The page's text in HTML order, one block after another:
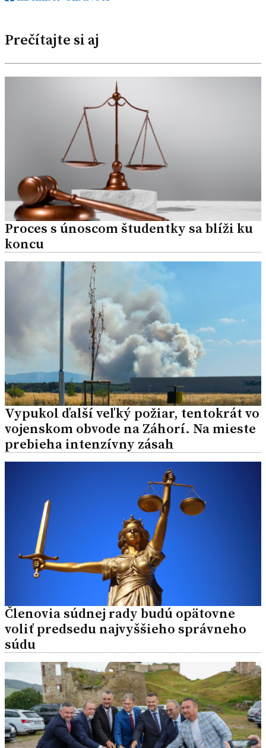
Prečítajte si aj
Proces s únoscom študentky sa blíži ku
koncu
Vypukol ďalší veľký požiar, tentokrát vo
vojenskom obvode na Záhorí. Na mieste
prebieha intenzívny zásah
Členovia súdnej rady budú opätovne
voliť predsedu najvyššieho správneho
súdu